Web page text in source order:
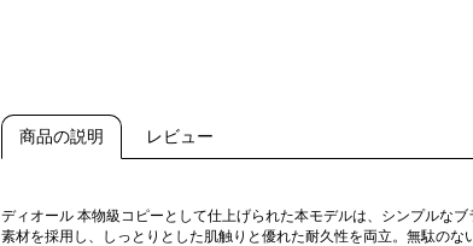
商品の説明 レビュー
ディオール 本物級コピーとして仕上げられた本モデルは、シンプルな
素材を採用し、しっとりとした肌触りと優れた耐久性を両立。無駄の